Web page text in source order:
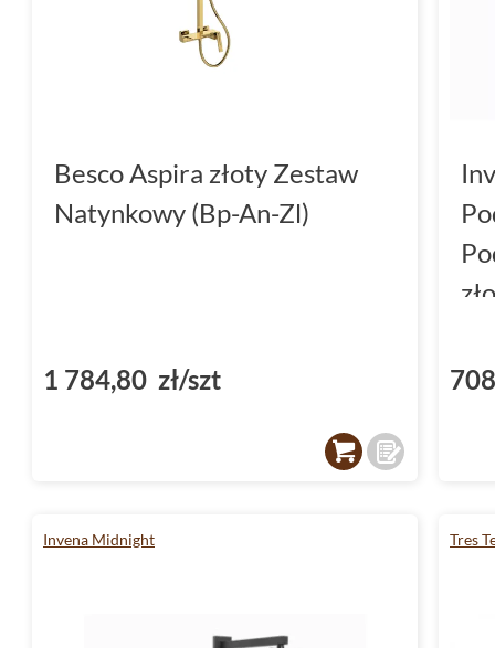
Besco Aspira złoty Zestaw
Natynkowy (Bp-An-Zl)
1 784,80 zł/szt
Invena Midnight Tres